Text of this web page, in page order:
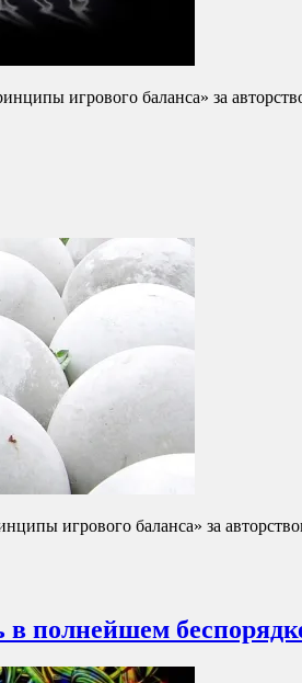
игрового баланса» за
игрового баланса» за
в полнейшем